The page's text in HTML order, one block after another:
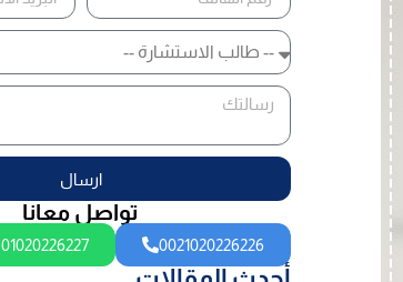
ارسال
تواصل معانا
0021020226226
01020226227